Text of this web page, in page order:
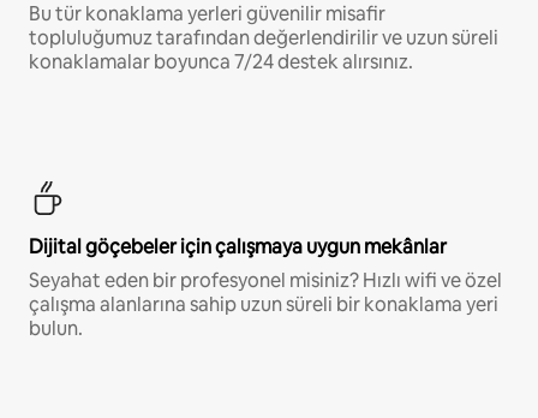
Bu tür konaklama yerleri güvenilir misafir
topluluğumuz tarafından değerlendirilir ve uzun süreli
konaklamalar boyunca 7/24 destek alırsınız.
Dijital göçebeler için çalışmaya uygun mekânlar
Seyahat eden bir profesyonel misiniz? Hızlı wifi ve özel
çalışma alanlarına sahip uzun süreli bir konaklama yeri
bulun.